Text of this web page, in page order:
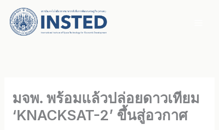
content
มจพ. พร้อมแล้วปล่อยดาวเทียม
‘KNACKSAT-2’ ขึ้นสู่อวกาศ